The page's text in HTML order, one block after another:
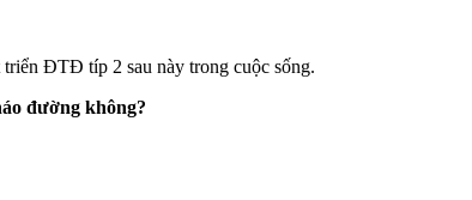
ĐTĐ típ 2 sau này trong cuộc sống.
đường không?